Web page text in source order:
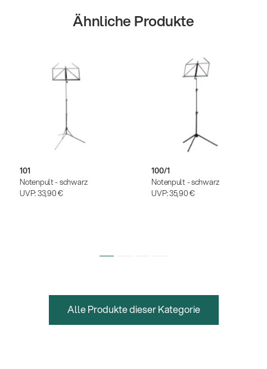
Ähnliche Produkte
101
Notenpult - schwarz
UVP:33,90 €
100/1
Notenpult - schwarz
UVP:35,90 €
Alle Produkte dieser Kategorie